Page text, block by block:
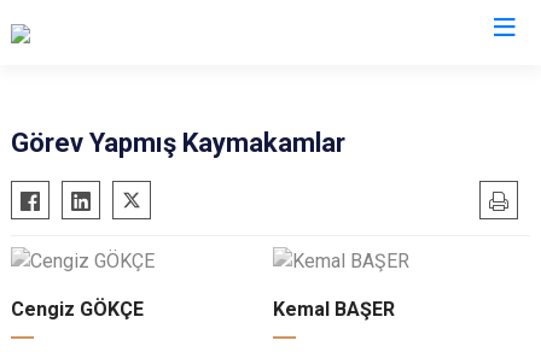
Bodrum
Dalaman
Datça
Fethiye
Kavaklıdere
Ula
Yatağan
Seydikemer
Görev Yapmış Kaymakamlar
Cengiz GÖKÇE Kemal BAŞER